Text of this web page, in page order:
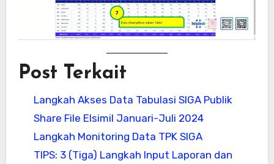
Post Terkait
Langkah Akses Data Tabulasi SIGA Publik
Share File Elsimil Januari-Juli 2024
Langkah Monitoring Data TPK SIGA
TIPS: 3 (Tiga) Langkah Input Laporan dan